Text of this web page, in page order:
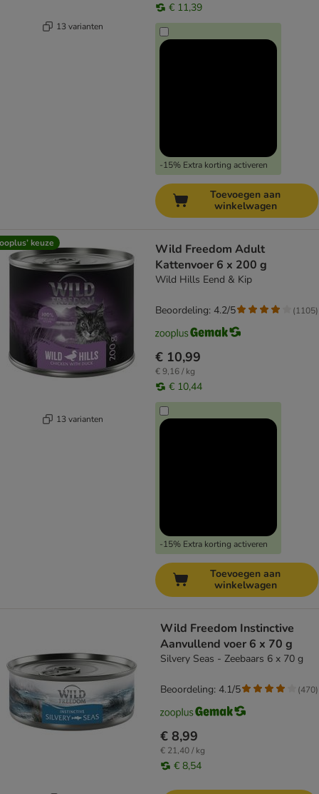
13 varianten
€ 11,39
-15% Extra korting activeren
Toevoegen aan
winkelwagen
keuze
13 varianten
Wild Freedom Adult
Kattenvoer 6 x 200 g
Wild Hills Eend & Kip
€ 10,99
€ 9,16 / kg
€ 10,44
-15% Extra korting activeren
Beoordeling: 4.2/5 (1105)
Toevoegen aan
winkelwagen
Wild Freedom Instinctive
Aanvullend voer 6 x 70 g
Silvery Seas - Zeebaars 6 x 70 g
€ 8,99
€ 21,40 / kg
€ 8,54
Beoordeling: 4.1/5 (470)